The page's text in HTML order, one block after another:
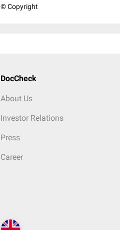
© Copyright
DocCheck
About Us
Investor Relations
Press
Career